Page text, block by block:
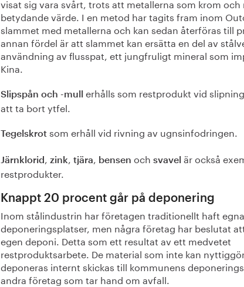
visat sig vara svårt, trots att metallerna som krom och
betydande värde. I en metod har tagits fram inom
slammet med metallerna och kan sedan återföras till
annan fördel är att slammet kan ersätta en del av
användning av flusspat, ett jungfruligt mineral som
Kina.
Slipspån och -mull erhålls som restprodukt vid
att ta bort ytfel.
Tegelskrot som erhåll vid rivning av ugnsinfodringen.
Järnklorid , zink, tjära, bensen och svavel är också
restprodukter.
Knappt 20 procent går på deponering
Inom stålindustrin har företagen traditionellt haft egna
deponeringsplatser, men några företag har beslutat
egen deponi. Detta som ett resultat av ett medvetet
restproduktsarbete. De material som inte kan
deponeras internt skickas till kommunens
andra företag som tar hand om avfall.